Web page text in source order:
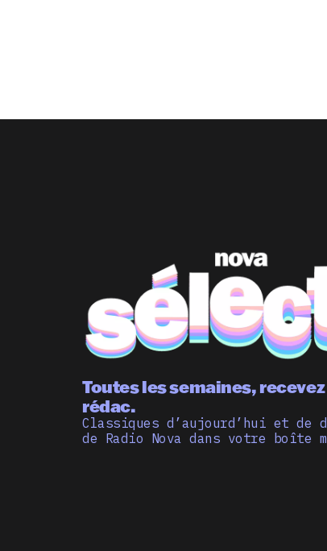
Toutes les semaines,
rédac.
Classiques d’aujourd’hui et de
de Radio Nova dans votre